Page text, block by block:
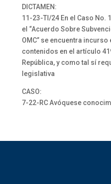
DICTAMEN:
11-23-TI/24 En el Caso No.
el “Acuerdo Sobre
OMC” se encuentra
contenidos en el artículo
República, y como tal sí
legislativa
CASO:
7-22-RC Avóquese